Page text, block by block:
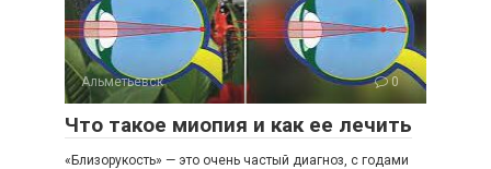
Альметьевск 0
Что такое миопия и как ее лечить
«Близорукость» — это очень частый диагноз, с годами